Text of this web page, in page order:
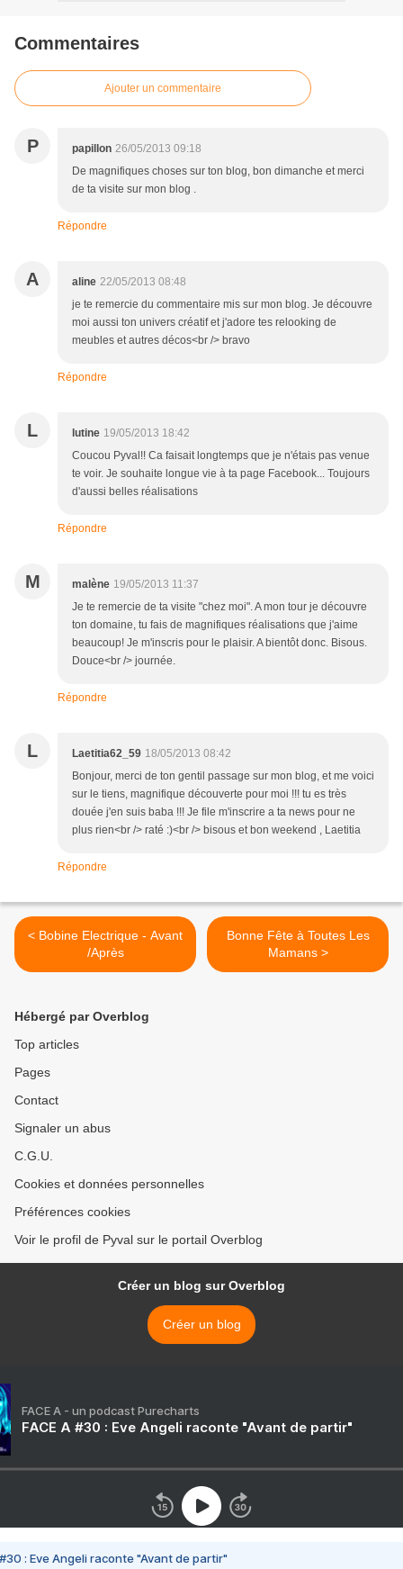
Commentaires
Ajouter un commentaire
P papillon 26/05/2013 09:18
De magnifiques choses sur ton blog, bon dimanche et merci
de ta visite sur mon blog .
Répondre
A aline 22/05/2013 08:48
je te remercie du commentaire mis sur mon blog. Je découvre
moi aussi ton univers créatif et j'adore tes relooking de
meubles et autres décos<br /> bravo
Répondre
L lutine 19/05/2013 18:42
Coucou Pyval!! Ca faisait longtemps que je n'étais pas venue
te voir. Je souhaite longue vie à ta page Facebook... Toujours
d'aussi belles réalisations
Répondre
M malène 19/05/2013 11:37
Je te remercie de ta visite "chez moi". A mon tour je découvre
ton domaine, tu fais de magnifiques réalisations que j'aime
beaucoup! Je m'inscris pour le plaisir. A bientôt donc. Bisous.
Douce<br /> journée.
Répondre
L Laetitia62_59 18/05/2013 08:42
Bonjour, merci de ton gentil passage sur mon blog, et me voici
sur le tiens, magnifique découverte pour moi !!! tu es très
douée j'en suis baba !!! Je file m'inscrire a ta news pour ne
plus rien<br /> raté :)<br /> bisous et bon weekend , Laetitia
Répondre
< Bobine Electrique - Avant
/Après
Bonne Fête à Toutes Les
Mamans >
Hébergé par Overblog
Top articles
Pages
Contact
Signaler un abus
C.G.U.
Cookies et données personnelles
Préférences cookies
Voir le profil de Pyval sur le portail Overblog
Créer un blog sur Overblog
Créer un blog
FACE A - un podcast Purecharts
FACE A #30 : Eve Angeli raconte "Avant de partir"
#30 : Eve Angeli raconte "Avant de partir"